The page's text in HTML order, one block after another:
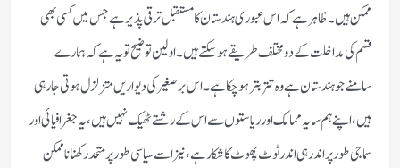
ممکن ہیں۔ظاہر ہے کہ اس عبوری ہندستان کا مستقبل ترقی پذیر ہے جس میں کسی بھی
قسم کی مداخلت کے دومختلف طریقے ہوسکتے ہیں۔اولین توضیح تو یہ ہے کہ ہمارے
سامنے جو ہندستان ہے وہ تتر بتر ہوچکاہے۔اس بر صغیر کی دیواریں متزلزل ہوتی جارہی
ہیں ،اپنے ہم سایہ ممالک اور ریاستوں سے اس کے رشتے ٹھیک نہیں ہیں،یہ جغرافیائی اور
سماجی طورپر اندرہی اندر ٹوٹ پھوٹ کا شکار ہے،نیز اسے سیاسی طورپر متحد رکھنا ناممکن